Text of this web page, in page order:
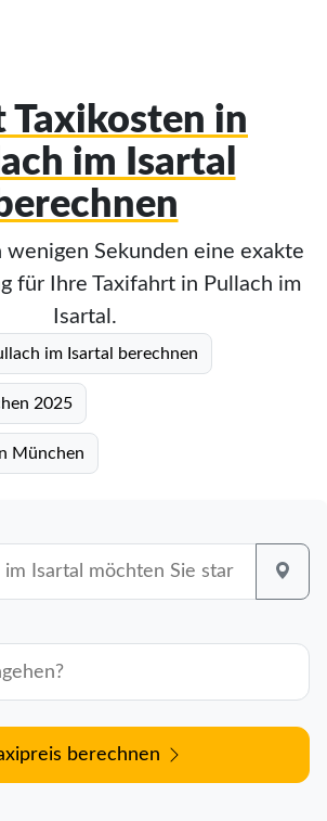
Taxikosten in
im Isartal
berechnen
wenigen Sekunden eine exakte
für Ihre Taxifahrt in Pullach im
Isartal.
im Isartal berechnen
2025
München
berechnen